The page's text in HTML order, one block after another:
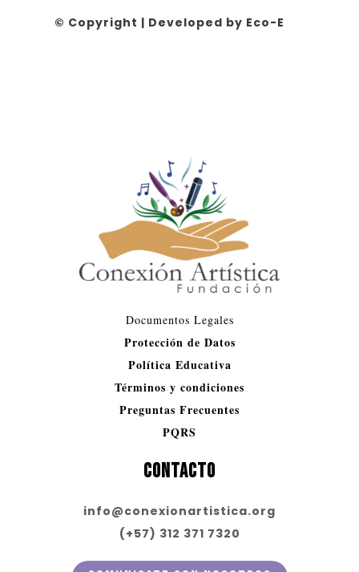
© Copyright | Developed by Eco-E
Documentos Legales​
Protección de Datos
Política Educativa
Términos y condiciones
Preguntas Frecuentes
PQRS
CONTACTO
info@conexionartistica.org
(+57) 312 371 7320